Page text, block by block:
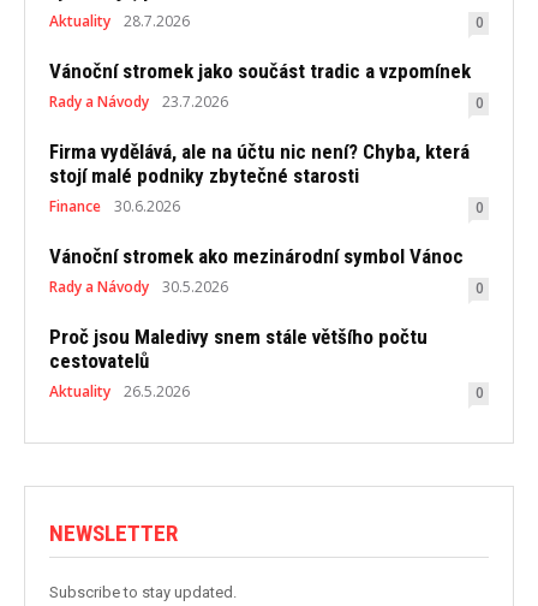
Aktuality 28.7.2026 0
Vánoční stromek jako součást tradic a vzpomínek
Rady a Návody 23.7.2026 0
Firma vydělává, ale na účtu nic není? Chyba, která
stojí malé podniky zbytečné starosti
Finance 30.6.2026 0
Vánoční stromek ako mezinárodní symbol Vánoc
Rady a Návody 30.5.2026 0
Proč jsou Maledivy snem stále většího počtu
cestovatelů
Aktuality 26.5.2026 0
NEWSLETTER
Subscribe to stay updated.